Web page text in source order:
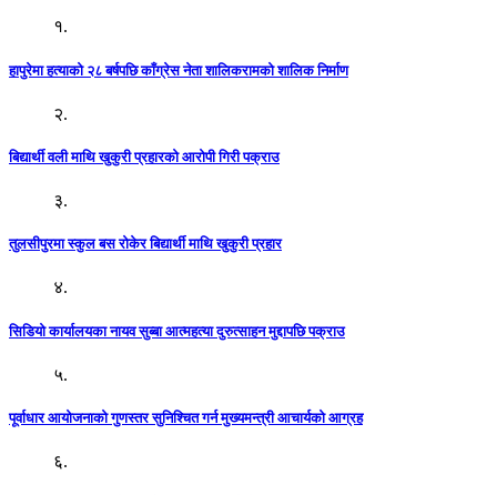
१.
हापुरेमा हत्याको २८ बर्षपछि काँग्रेस नेता शालिकरामको शालिक निर्माण
२.
बिद्यार्थी वली माथि खुकुरी प्रहारको आरोपी गिरी पक्राउ
३.
तुलसीपुरमा स्कुल बस रोकेर बिद्यार्थी माथि खुकुरी प्रहार
४.
सिडियो कार्यालयका नायव सुब्बा आत्महत्या दुरुत्साहन मुद्दापछि पक्राउ
५.
पूर्वाधार आयोजनाको गुणस्तर सुनिश्चित गर्न मुख्यमन्त्री आचार्यको आग्रह
६.